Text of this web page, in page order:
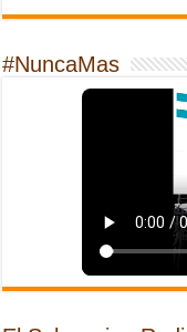
#NuncaMas